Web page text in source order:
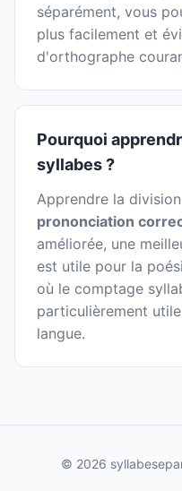
séparément, vous
plus facilement et
d'orthographe
Pourquoi
syllabes ?
Apprendre la
prononciation
améliorée, une
est utile pour la
où le comptage
particulièrement
langue.
© 2026